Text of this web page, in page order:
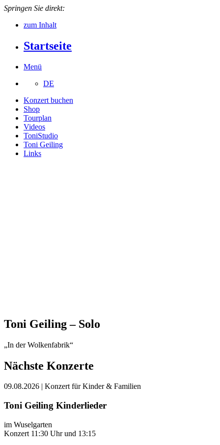
Springen Sie direkt:
zum Inhalt
Startseite
Menü
DE
Konzert buchen
Shop
Tourplan
Videos
ToniStudio
Toni Geiling
Links
Toni Geiling – Solo
„In der Wolkenfabrik“
Nächste Konzerte
09.08.2026 | Konzert für Kinder & Familien
Toni Geiling Kinderlieder
im Wuselgarten
Konzert 11:30 Uhr und 13:15